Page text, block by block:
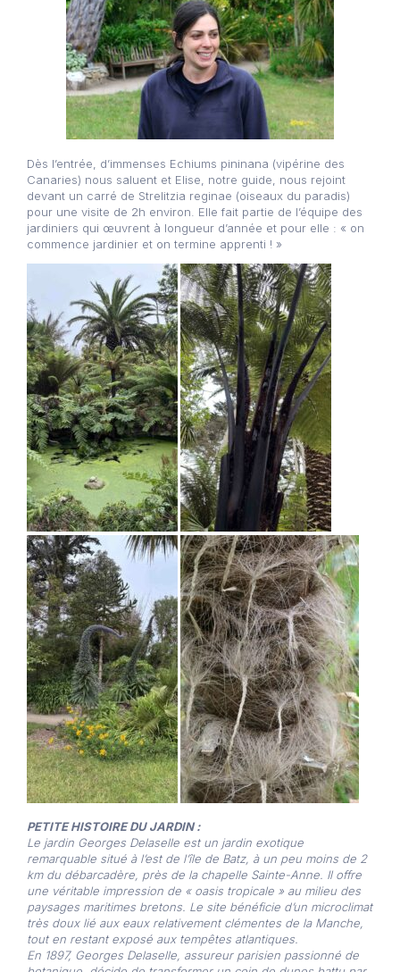
Dès l’entrée, d’immenses Echiums pininana (vipérine des
Canaries) nous saluent et Elise, notre guide, nous rejoint
devant un carré de Strelitzia reginae (oiseaux du paradis)
pour une visite de 2h environ. Elle fait partie de l’équipe des
jardiniers qui œuvrent à longueur d’année et pour elle : « on
commence jardinier et on termine apprenti ! »
PETITE HISTOIRE DU JARDIN :
Le jardin Georges Delaselle est un jardin exotique
remarquable situé à l’est de l’île de Batz, à un peu moins de 2
km du débarcadère, près de la chapelle Sainte-Anne. Il offre
une véritable impression de « oasis tropicale » au milieu des
paysages maritimes bretons. Le site bénéficie d’un microclimat
très doux lié aux eaux relativement clémentes de la Manche,
tout en restant exposé aux tempêtes atlantiques.
En 1897, Georges Delaselle, assureur parisien passionné de